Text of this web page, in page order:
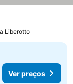
Liberotto
Ver preços